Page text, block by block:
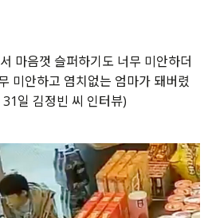
마음껏 슬퍼하기도 너무 미안하더
미안하고 염치없는 엄마가 돼버렸
일 김정빈 씨 인터뷰)